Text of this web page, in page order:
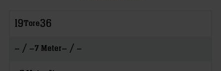
19Tore36
– / –7 Meter– / –